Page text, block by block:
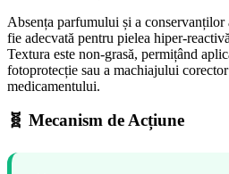
Absența parfumului și a conservanților
fie adecvată pentru pielea hiper-
Textura este non-grasă, permițând
fotoprotecție sau a machiajului
medicamentului.
🧬 Mecanism de Acțiune